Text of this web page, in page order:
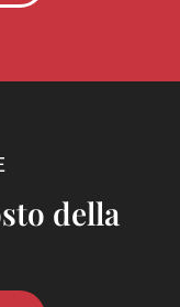
della